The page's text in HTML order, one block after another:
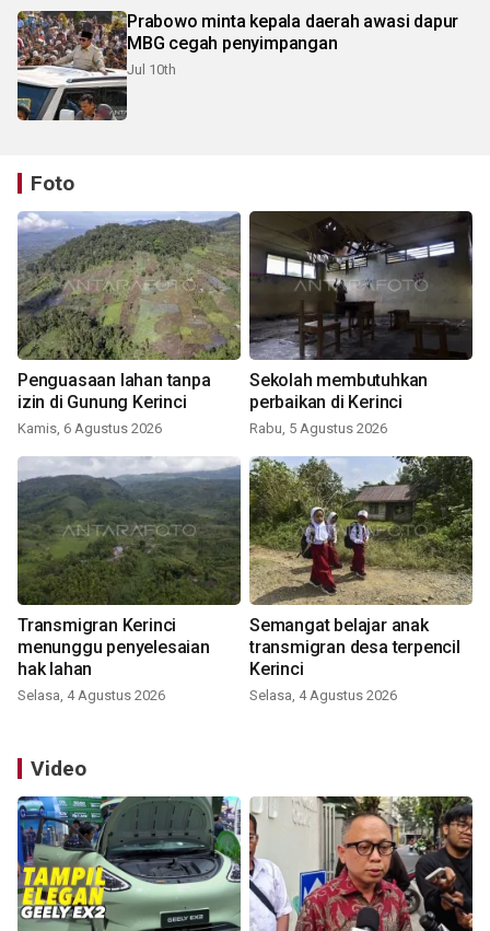
Prabowo minta kepala daerah awasi dapur
MBG cegah penyimpangan
Jul 10th
Foto
Penguasaan lahan tanpa
izin di Gunung Kerinci
Kamis, 6 Agustus 2026
Sekolah membutuhkan
perbaikan di Kerinci
Rabu, 5 Agustus 2026
Transmigran Kerinci
menunggu penyelesaian
hak lahan
Selasa, 4 Agustus 2026
Semangat belajar anak
transmigran desa terpencil
Kerinci
Selasa, 4 Agustus 2026
Video